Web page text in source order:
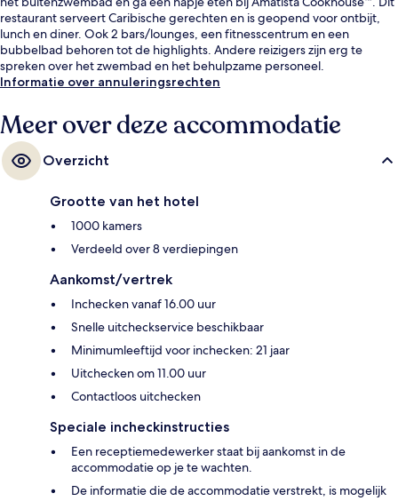
restaurant serveert Caribische gerechten en is geopend voor ontbijt,
lunch en diner. Ook 2 bars/lounges, een fitnesscentrum en een
bubbelbad behoren tot de highlights. Andere reizigers zijn erg te
spreken over het zwembad en het behulpzame personeel.
Informatie over annuleringsrechten
Meer over deze accommodatie
Overzicht
Grootte van het hotel
1000 kamers
Verdeeld over 8 verdiepingen
Aankomst/vertrek
Inchecken vanaf 16.00 uur
Snelle uitcheckservice beschikbaar
Minimumleeftijd voor inchecken: 21 jaar
Uitchecken om 11.00 uur
Contactloos uitchecken
Speciale incheckinstructies
Een receptiemedewerker staat bij aankomst in de
accommodatie op je te wachten.
De informatie die de accommodatie verstrekt, is mogelijk